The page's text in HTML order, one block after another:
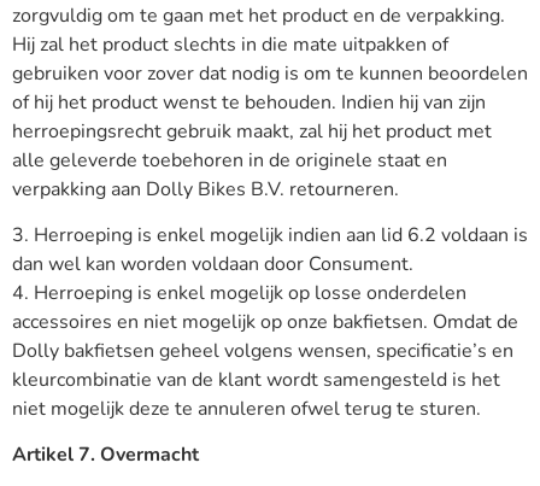
zorgvuldig om te gaan met het product en de verpakking.
Hij zal het product slechts in die mate uitpakken of
gebruiken voor zover dat nodig is om te kunnen beoordelen
of hij het product wenst te behouden. Indien hij van zijn
herroepingsrecht gebruik maakt, zal hij het product met
alle geleverde toebehoren in de originele staat en
verpakking aan Dolly Bikes B.V. retourneren.
3. Herroeping is enkel mogelijk indien aan lid 6.2 voldaan is
dan wel kan worden voldaan door Consument.
4. Herroeping is enkel mogelijk op losse onderdelen
accessoires en niet mogelijk op onze bakfietsen. Omdat de
Dolly bakfietsen geheel volgens wensen, specificatie’s en
kleurcombinatie van de klant wordt samengesteld is het
niet mogelijk deze te annuleren ofwel terug te sturen.
Artikel 7. Overmacht